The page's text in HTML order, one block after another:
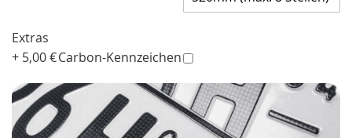
Extras
+ 5,00 €Carbon-Kennzeichen